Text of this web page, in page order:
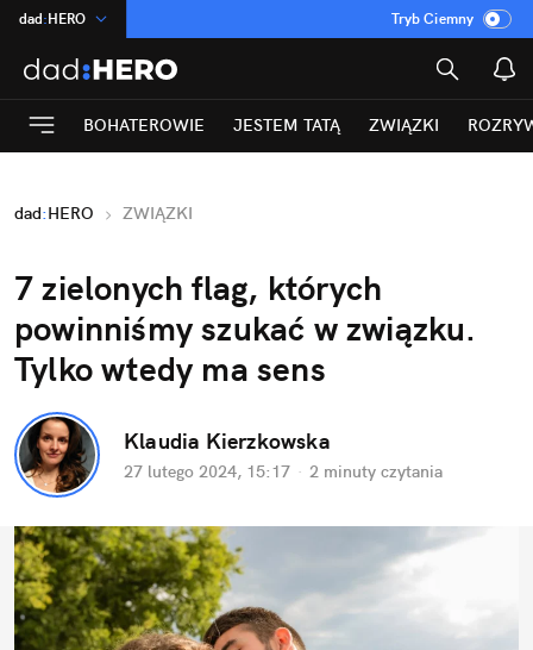
dad:HERO
:Temat
INN:Poland
ASZ:dziennik
Rozrywka
Tryb Ciemny
BOHATEROWIE JESTEM TATĄ ZWIĄZKI
dad:HERO ZWIĄZKI
7 zielonych flag, których
powinniśmy szukać w związku.
Tylko wtedy ma sens
Klaudia Kierzkowska
27 lutego 2024, 15:17 · 2 minuty czytania